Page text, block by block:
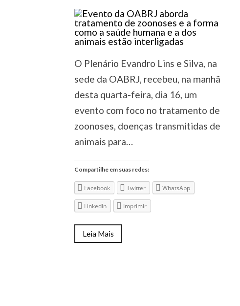
O Plenário Evandro Lins e Silva, na
sede da OABRJ, recebeu, na manhã
desta quarta-feira, dia 16, um
evento com foco no tratamento de
zoonoses, doenças transmitidas de
animais para…
Compartilhe em suas redes:
Facebook Twitter WhatsApp
LinkedIn Imprimir
Leia Mais